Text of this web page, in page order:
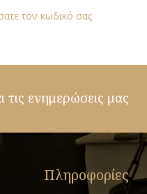
τον κωδικό σας
τις ενημερώσεις μας
Πληροφορίες